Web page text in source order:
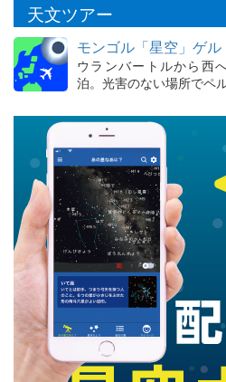
天文ツアー
モンゴル「星空」ゲ
ウランバートルから西
泊。光害のない場所でペ